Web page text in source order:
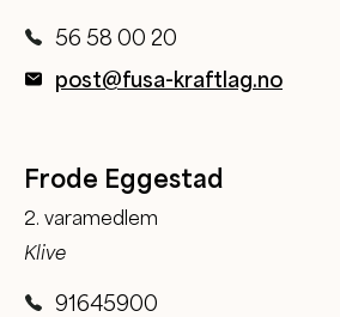
56 58 00 20
post@fusa-kraftlag.no
Frode Eggestad
2. varamedlem
Klive
91645900